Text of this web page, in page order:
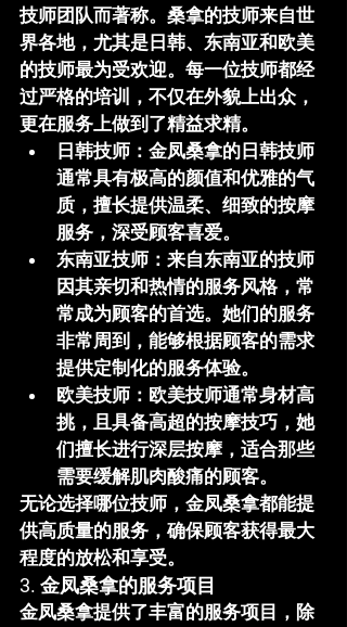
技师团队而著称。桑拿的技师来自世
界各地，尤其是日韩、东南亚和欧美
的技师最为受欢迎。每一位技师都经
过严格的培训，不仅在外貌上出众，
更在服务上做到了精益求精。
日韩技师 ：金凤桑拿的日韩技师
通常具有极高的颜值和优雅的气
质，擅长提供温柔、细致的按摩
服务，深受顾客喜爱。
东南亚技师 ：来自东南亚的技师
因其亲切和热情的服务风格，常
常成为顾客的首选。她们的服务
非常周到，能够根据顾客的需求
提供定制化的服务体验。
欧美技师 ：欧美技师通常身材高
挑，且具备高超的按摩技巧，她
们擅长进行深层按摩，适合那些
需要缓解肌肉酸痛的顾客。
无论选择哪位技师，金凤桑拿都能提
供高质量的服务，确保顾客获得最大
程度的放松和享受。
3. 金凤桑拿的服务项目
金凤桑拿提供了丰富的服务项目，除